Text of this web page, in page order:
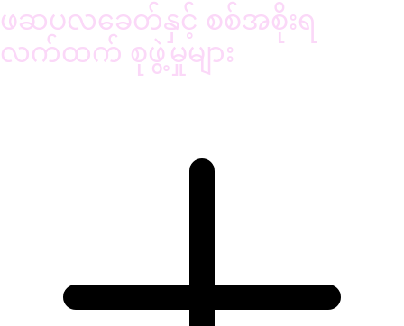
ဖဆပလခေတ်နှင့် စစ်အစိုးရ
လက်ထက် စုဖွဲ့မှုများ